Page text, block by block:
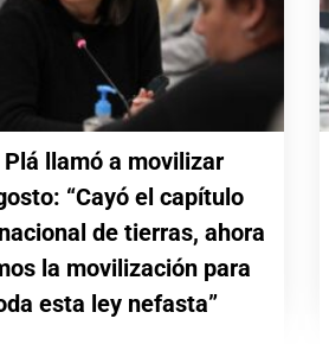
Plá llamó a movilizar
“Cayó el capítulo
de tierras, ahora
la movilización para
esta ley nefasta”